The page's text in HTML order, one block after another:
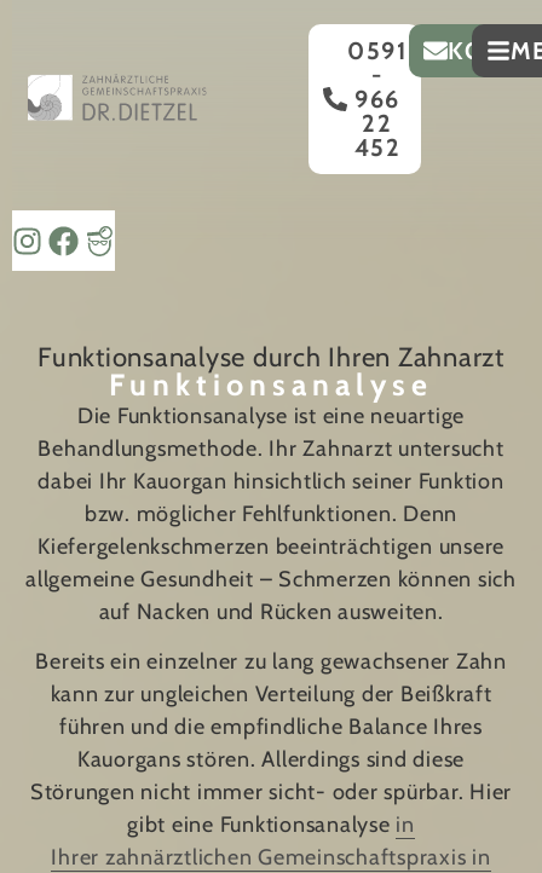
0591
-
966
22
452
Funktionsanalyse durch Ihren Zahnarzt
Funktionsanalyse
Die Funktionsanalyse ist eine neuartige
Behandlungsmethode. Ihr Zahnarzt untersucht
dabei Ihr Kauorgan hinsichtlich seiner Funktion
bzw. möglicher Fehlfunktionen. Denn
Kiefergelenkschmerzen beeinträchtigen unsere
allgemeine Gesundheit – Schmerzen können sich
auf Nacken und Rücken ausweiten.
Bereits ein einzelner zu lang gewachsener Zahn
kann zur ungleichen Verteilung der Beißkraft
führen und die empfindliche Balance Ihres
Kauorgans stören. Allerdings sind diese
Störungen nicht immer sicht- oder spürbar. Hier
gibt eine Funktionsanalyse in
Ihrer zahnärztlichen Gemeinschaftspraxis in